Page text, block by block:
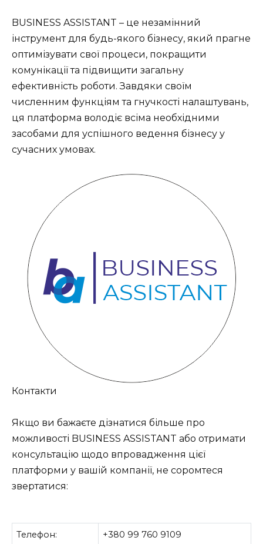
BUSINESS ASSISTANT – це незамінний
інструмент для будь-якого бізнесу, який прагне
оптимізувати свої процеси, покращити
комунікації та підвищити загальну
ефективність роботи. Завдяки своїм
численним функціям та гнучкості налаштувань,
ця платформа володіє всіма необхідними
засобами для успішного ведення бізнесу у
сучасних умовах.
Контакти
Якщо ви бажаєте дізнатися більше про
можливості BUSINESS ASSISTANT або отримати
консультацію щодо впровадження цієї
платформи у вашій компанії, не соромтеся
звертатися:
Телефон: +380 99 760 9109